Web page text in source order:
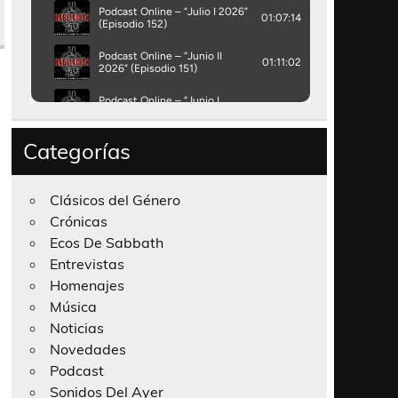
Categorías
Clásicos del Género
Crónicas
Ecos De Sabbath
Entrevistas
Homenajes
Música
Noticias
Novedades
Podcast
Sonidos Del Ayer